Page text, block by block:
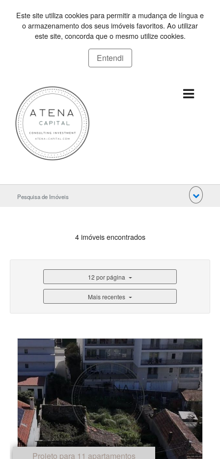
Este site utiliza cookies para permitir a mudança de língua e
o armazenamento dos seus imóveis favoritos. Ao utilizar
este site, concorda que o mesmo utilize cookies.
Entendi
Pesquisa de Imóveis
4 imóveis encontrados
12 por página
Mais recentes
Projeto para 11 apartamentos